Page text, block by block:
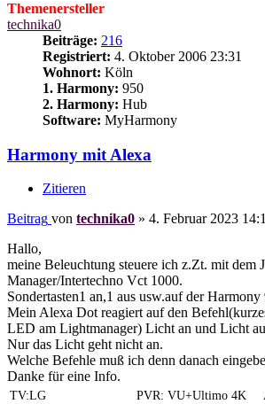
Themenersteller
technika0
Beiträge: 216
Registriert: 4. Oktober 2006 23:31
Wohnort: Köln
1. Harmony: 950
2. Harmony: Hub
Software: MyHarmony
Harmony mit Alexa
Zitieren
Beitrag von technika0 » 4. Februar 2023
Hallo,
meine Beleuchtung steuere ich z.Zt. mit dem
Manager/Intertechno Vct 1000.
Sondertasten1 an,1 aus usw.auf der Harmony
Mein Alexa Dot reagiert auf den
LED am Lightmanager) Licht an und Licht
Nur das Licht geht nicht an.
Welche Befehle muß ich denn danach
Danke für eine Info.
TV:LG
PVR: VU+Ultimo 4K